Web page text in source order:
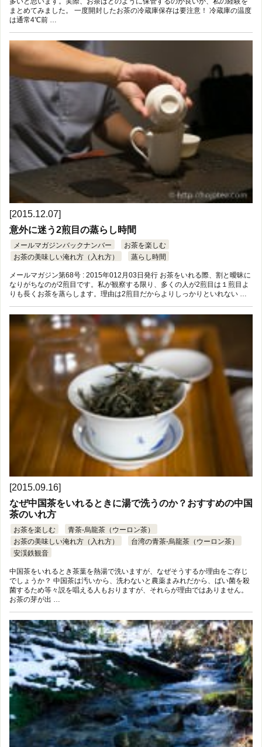
まとめてみました。 一度開封したお茶の冷蔵庫保存は要注意！ 冷蔵庫の温度
は通常4℃前 …
[2015.12.07]
意外に迷う2煎目の蒸らし時間
メールマガジンバックナンバー
お茶を楽しむ
お茶の美味しい淹れ方（入れ方）
蒸らし時間
メールマガジン第68号 : 2015年012月03日発行 お茶をいれる際、割と曖昧に
なりがちなのが2煎目です。私が観察する限り、多くの人が2煎目は１煎目よ
りも長くお茶を蒸らします。理由は2煎目だからよりしっかりといれない …
[2015.09.16]
なぜ中国茶をいれるときに湯で洗うのか？おすすめの中国
茶のいれ方
お茶を楽しむ
青茶-烏龍茶（ウーロン茶）
お茶の美味しい淹れ方（入れ方）
台湾の青茶-烏龍茶（ウーロン茶）
安渓鉄観音
中国茶をいれるとき茶葉を熱湯で洗いますが、なぜそうするか理由をご存じ
でしょうか？ 中国茶は汚いから、洗わないと農薬まみれだから、ばい菌を殺
菌するため等々説を唱える人もおりますが、それらが理由ではありません。
お茶の芽が出 …